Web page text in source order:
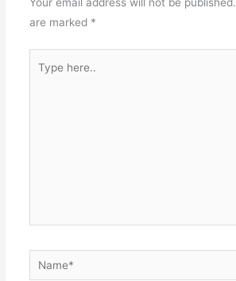
Your email address will not be published.
are marked *
here..
Name*